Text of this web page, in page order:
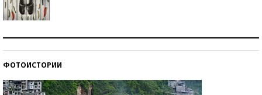
ФОТОИСТОРИИ